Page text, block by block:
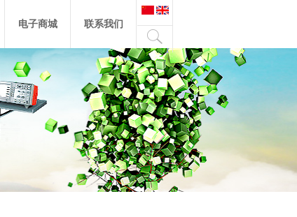
电子商城 联系我们